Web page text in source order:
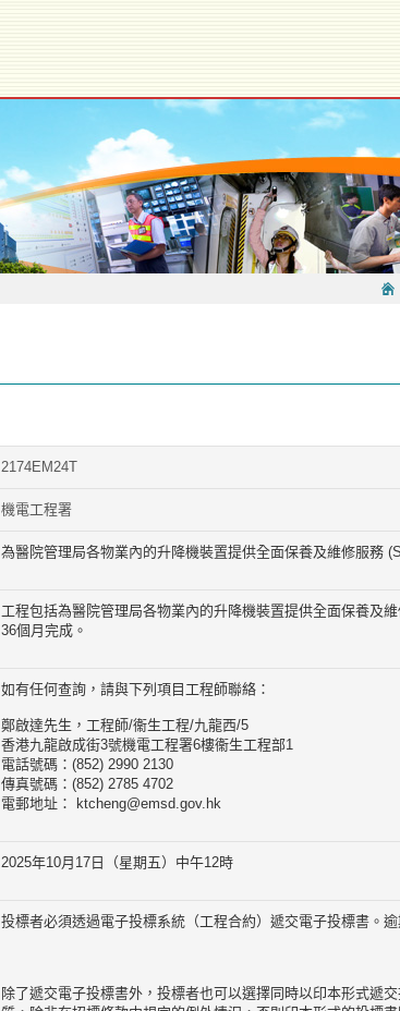
2174EM24T
機電工程署
為醫院管理局各物業內的升降機裝置提供全面保養及維修服務
工程包括為醫院管理局各物業內的升降機裝置提供全面保養及
36個月完成。
如有任何查詢，請與下列項目工程師聯絡：
鄭啟達先生，工程師/衞生工程/九龍西/5
香港九龍啟成街3號機電工程署6樓衞生工程部1
電話號碼：(852) 2990 2130
傳真號碼：(852) 2785 4702
電郵地址： ktcheng@emsd.gov.hk
2025年10月17日（星期五）中午12時
投標者必須透過電子投標系統（工程合約）遞交電子投標書。
除了遞交電子投標書外，投標者也可以選擇同時以印本形式遞